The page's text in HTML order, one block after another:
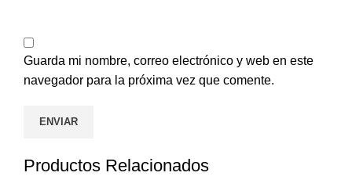
Guarda mi nombre, correo electrónico y web en este
navegador para la próxima vez que comente.
Productos Relacionados